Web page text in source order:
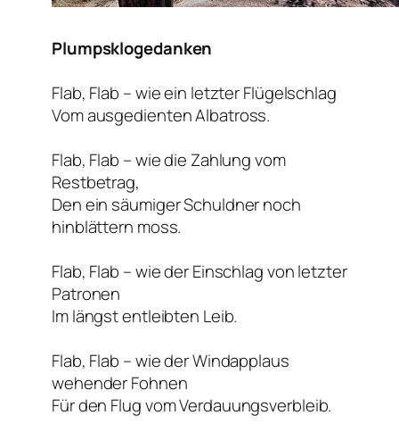
Plumpsklogedanken
Flab, Flab – wie ein letzter Flügelschlag
Vom ausgedienten Albatross.
Flab, Flab – wie die Zahlung vom
Restbetrag,
Den ein säumiger Schuldner noch
hinblättern moss.
Flab, Flab – wie der Einschlag von letzter
Patronen
Im längst entleibten Leib.
Flab, Flab – wie der Windapplaus
wehender Fohnen
Für den Flug vom Verdauungsverbleib.